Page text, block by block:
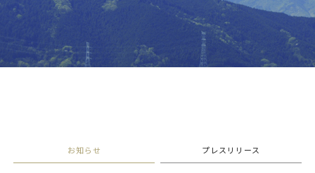
お知らせ プレスリリース